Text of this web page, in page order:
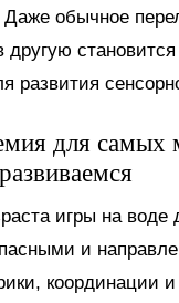
Даже обычное
другую
развития
для самых
игры на
и
координации и